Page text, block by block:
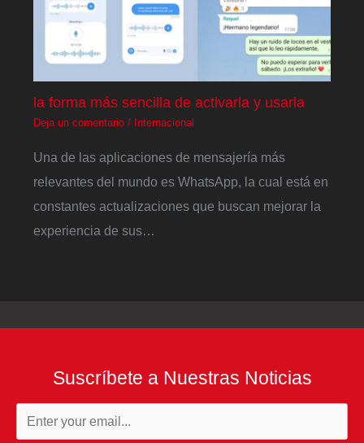
la forma más sencilla de activarla y usarla
Deja un comentario / Internacional
Una de las aplicaciones de mensajería más
relevantes del mundo es WhatsApp, la cual está en
constantes actualizaciones que buscan mejorar la
experiencia de sus…
Suscríbete a Nuestras Noticias